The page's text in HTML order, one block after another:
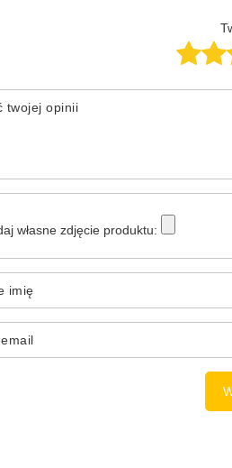
twojej opinii
własne zdjęcie produktu:
imię